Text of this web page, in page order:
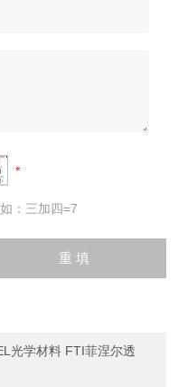
：三加四=7
光学材料 FTI菲涅尔透